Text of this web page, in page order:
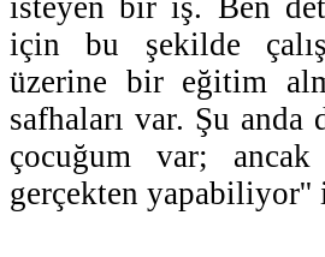
için bu şekilde
üzerine bir eğitim
safhaları var. Şu anda
çocuğum var;
gerçekten